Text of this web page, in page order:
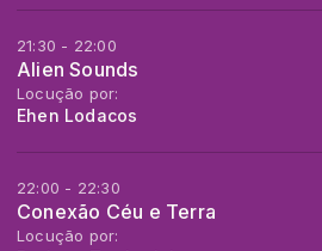
21:30 - 22:00
Alien Sounds
Locução por:
Ehen Lodacos
22:00 - 22:30
Conexão Céu e Terra
Locução por: